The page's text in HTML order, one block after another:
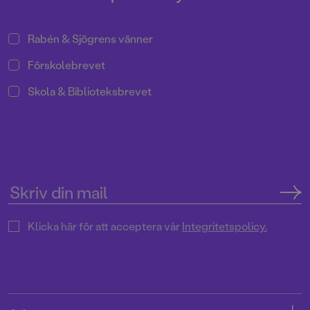
Rabén & Sjögrens vänner
Förskolebrevet
Skola & Biblioteksbrevet
Klicka här för att acceptera vårIntegritetspolicy.